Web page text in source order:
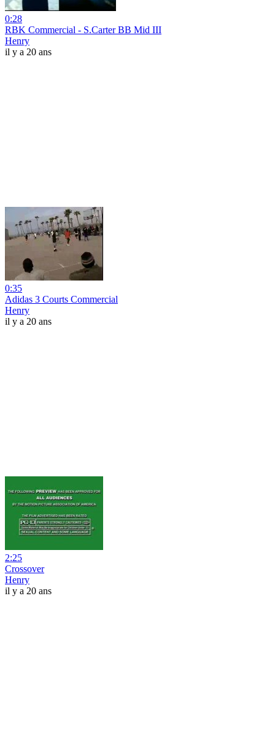
0:28
RBK Commercial - S.Carter BB Mid III
Henry
il y a 20 ans
0:35
Adidas 3 Courts Commercial
Henry
il y a 20 ans
2:25
Crossover
Henry
il y a 20 ans